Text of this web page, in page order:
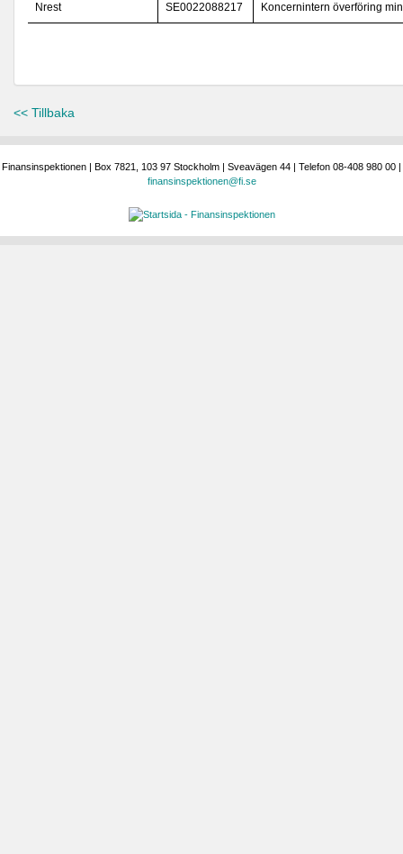
Nrest SE0022088217 Koncernintern överföring
<< Tillbaka
Finansinspektionen | Box 7821, 103 97 Stockholm | Sveavägen 44 | Telefon 08-408 980 00 |
finansinspektionen@fi.se